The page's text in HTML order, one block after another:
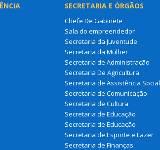
SECRETARIA E ÓRGÃOS
Chefe De Gabinete
Sala do empreendedor
Secretaria da Juventude
Secretaria da Mulher
Secretaria de Administração
Secretaria De Agricultura
Secretaria de Assistência Social
Secretaria de Comunicação
Secretaria de Cultura
Secretaria de Educação
Secretaria de Educação
Secretaria de Esporte e Lazer
Secretaria de Finanças